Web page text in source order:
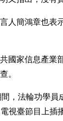
人簡鴻章也表
國家信息產業
。
，法輪功學
視臺節目上插